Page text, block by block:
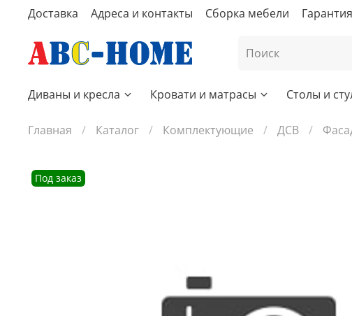
Доставка Адреса и контакты Сборка мебели Гарантия
Диваны и кресла Кровати и матрасы Столы и
Главная Каталог Комплектующие ДСВ
Под заказ